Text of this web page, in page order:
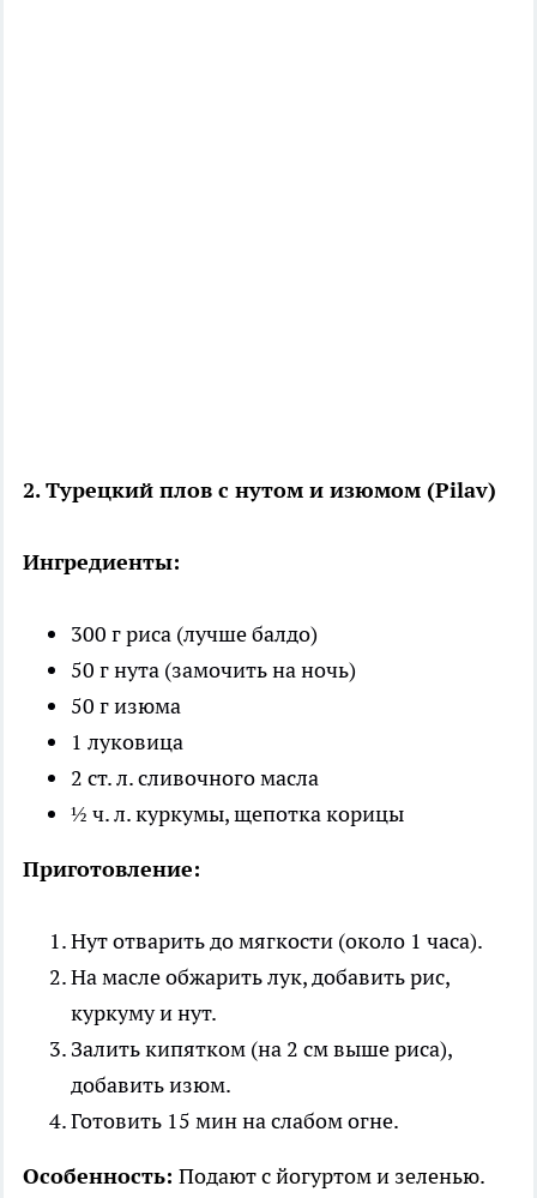
2. Турецкий плов с нутом и изюмом (Pilav)
Ингредиенты:
300 г риса (лучше балдо)
50 г нута (замочить на ночь)
50 г изюма
1 луковица
2 ст. л. сливочного масла
½ ч. л. куркумы, щепотка корицы
Приготовление:
Нут отварить до мягкости (около 1 часа).
На масле обжарить лук, добавить рис,
куркуму и нут.
Залить кипятком (на 2 см выше риса),
добавить изюм.
Готовить 15 мин на слабом огне.
Особенность: Подают с йогуртом и зеленью.